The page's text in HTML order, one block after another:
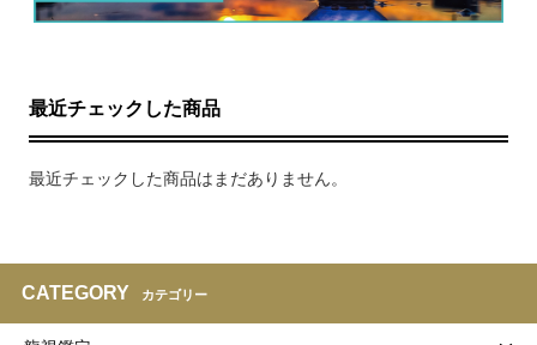
最近チェックした商品
最近チェックした商品はまだありません。
CATEGORY カテゴリー